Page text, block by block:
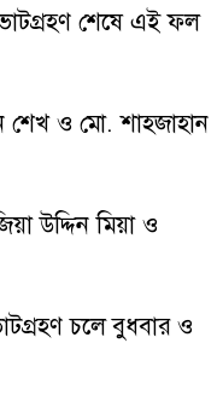
শেষে এই ফল
শেখ ও মো. শাহজাহান
উদ্দিন মিয়া ও
চলে বুধবার ও